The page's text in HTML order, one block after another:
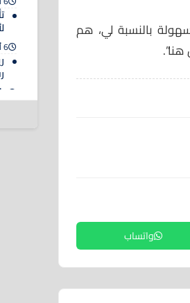
بالنسبة لي، هم
واتساب
6 أغسطس 2026